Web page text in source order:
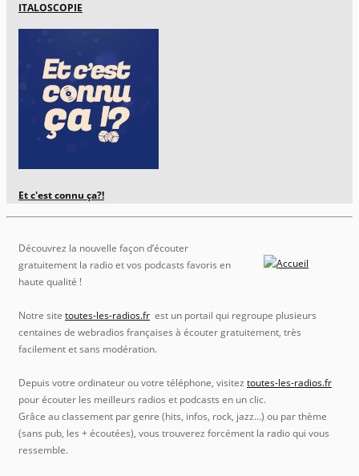
ITALOSCOPIE
Et c'est connu ça?!
Découvrez la nouvelle façon d’écouter
gratuitement la radio et vos podcasts favoris en
haute qualité !
Notre site toutes-les-radios.fr est un portail qui regroupe plusieurs
centaines de webradios françaises à écouter gratuitement, très
facilement et sans modération.
Depuis votre ordinateur ou votre téléphone, visitez toutes-les-radios.fr
pour écouter les meilleurs radios et podcasts en un clic.
Grâce au classement par genre (hits, infos, rock, jazz…) ou par thème
(sans pub, les + écoutées), vous trouverez forcément la radio qui vous
ressemble.